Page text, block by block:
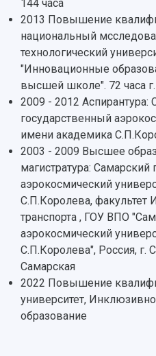
144 часа
2013 Повышение
национальный
технологический
"Инновационные
высшей школе". 72 часа
2009 - 2012 Аспирантура:
государственный
имени академика
2003 - 2009 Высшее
магистратура: Самарский
аэрокосмический
С.П.Королева,
транспорта , ГОУ ВПО
аэрокосмический
С.П.Королева", Россия, г.
Самарская
2022 Повышение
университет,
образование